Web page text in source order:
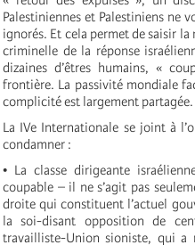
Palestiniennes et Palestiniens ne
ignorés. Et cela permet de saisir
criminelle de la réponse
dizaines d’êtres humains, «
frontière. La passivité mondiale
complicité est largement partagée.
La IVe Internationale se joint à
condamner :
• La classe dirigeante
coupable – il ne s’agit pas
droite qui constituent l’actuel
la soi-disant opposition de
travailliste-Union sioniste, qui